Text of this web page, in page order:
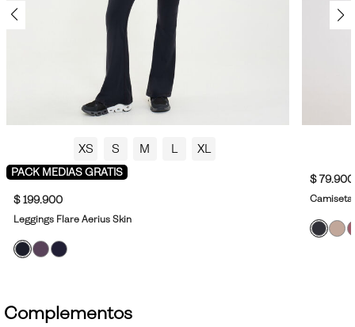
XS S M L XL
PACK MEDIAS GRATIS
$ 199.900
Leggings Flare Aerius Skin
$ 79.900
Complementos